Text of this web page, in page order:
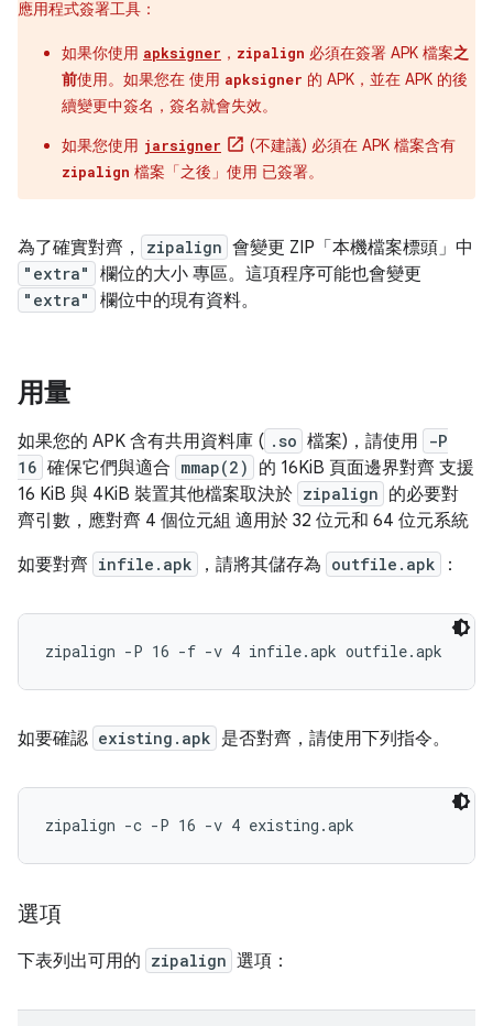
應用程式簽署工具：
如果你使用 apksigner ， zipalign 必須在簽署 APK 檔案之
前使用。如果您在 使用 apksigner 的 APK，並在 APK 的後
續變更中簽名，簽名就會失效。
如果您使用 jarsigner (不建議) 必須在 APK 檔案含有
zipalign 檔案「之後」 使用 已簽署。
為了確實對齊， zipalign 會變更 ZIP「本機檔案標頭」 中
"extra" 欄位的大小 專區。這項程序可能也會變更
"extra" 欄位中的現有資料。
用量
如果您的 APK 含有共用資料庫 ( .so 檔案)，請使用
-P
16 確保它們與適合 mmap(2)
的 16KiB 頁面邊界對齊 支援
16 KiB 與 4KiB 裝置其他檔案取決於 zipalign 的必要對
齊引數，應對齊 4 個位元組 適用於 32 位元和 64 位元系統
如要對齊 infile.apk ，請將其儲存為 outfile.apk ：
zipalign -P 16 -f -v 4 infile.apk outfile.apk
如要確認 existing.apk 是否對齊，請使用下列指令。
zipalign -c -P 16 -v 4 existing.apk
選項
下表列出可用的 zipalign 選項：